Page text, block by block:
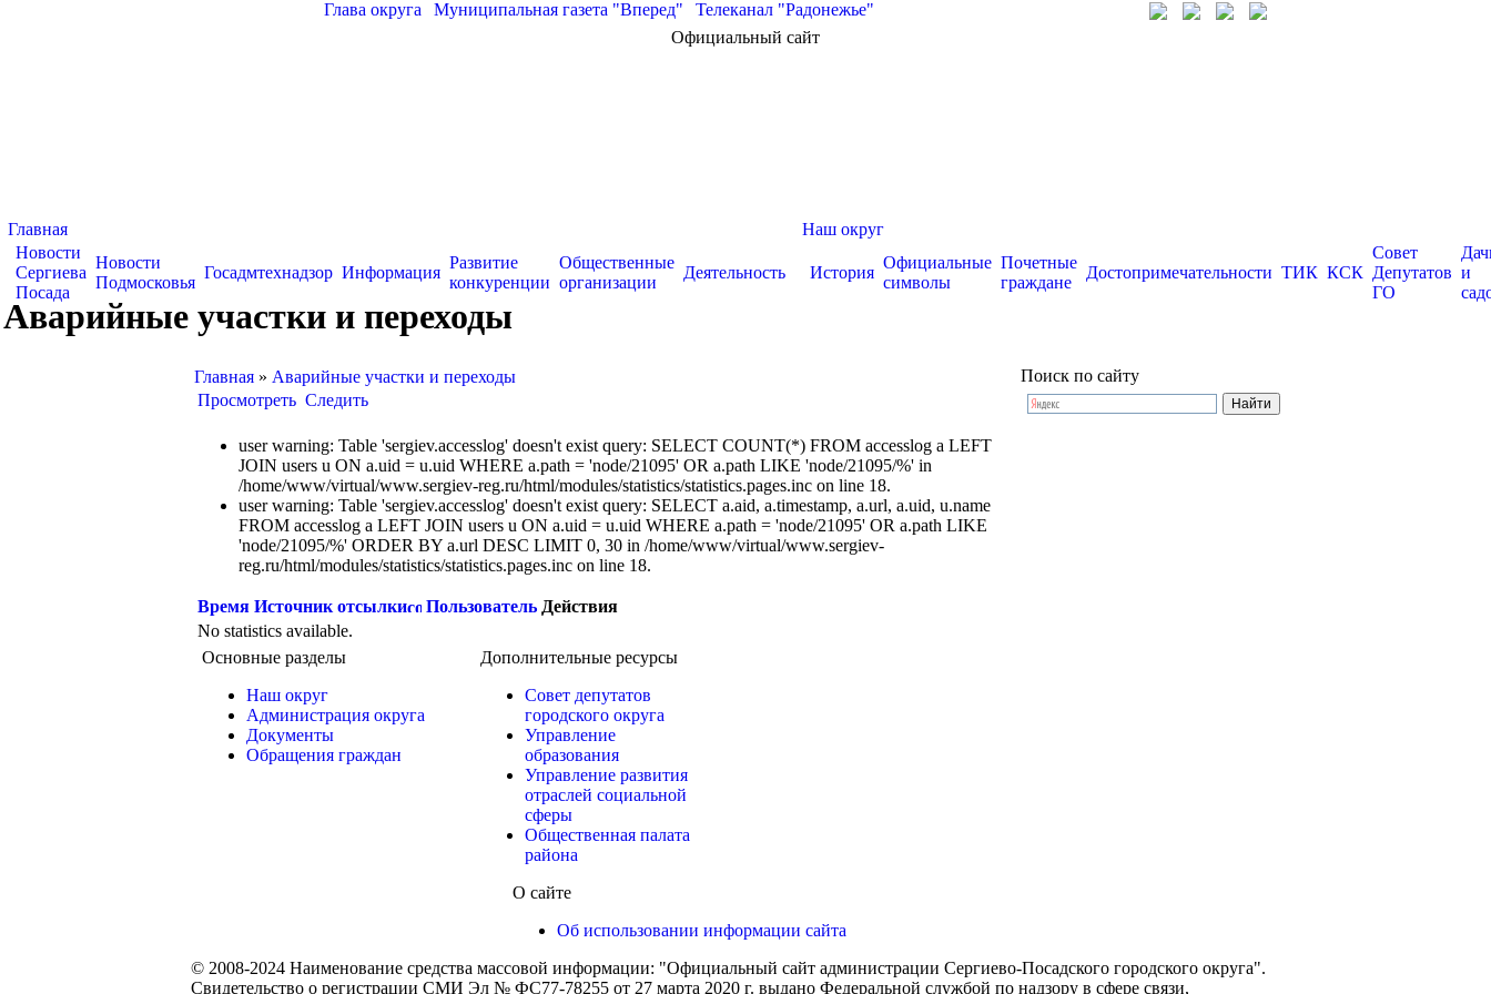
Глава округа Муниципальная газета "Вперед"
Телеканал "Радонежье"
Официальный сайт
Главная
Новости
Сергиева
Посада
Новости
Подмосковья
Госадмтехнадзор Информация
Развитие
конкуренции
Общественные
организации
Деятельность
Наш округ
История
Официальные
символы
Почетные
граждане
Достопримечательности ТИК КСК
Совет
Депутатов
ГО
и
Аварийные участки и переходы
Главная » Аварийные участки и переходы
Просмотреть Следить
user warning: Table 'sergiev.accesslog' doesn't exist query: SELECT COUNT(*) FROM accesslog a LEFT
JOIN users u ON a.uid = u.uid WHERE a.path = 'node/21095' OR a.path LIKE 'node/21095/%' in
/home/www/virtual/www.sergiev-reg.ru/html/modules/statistics/statistics.pages.inc on line 18.
user warning: Table 'sergiev.accesslog' doesn't exist query: SELECT a.aid, a.timestamp, a.url, a.uid, u.name
FROM accesslog a LEFT JOIN users u ON a.uid = u.uid WHERE a.path = 'node/21095' OR a.path LIKE
'node/21095/%' ORDER BY a.url DESC LIMIT 0, 30 in /home/www/virtual/www.sergiev-
reg.ru/html/modules/statistics/statistics.pages.inc on line 18.
Время Источник отсылки Пользователь Действия
No statistics available.
Поиск по сайту
Основные разделы
Наш округ
Администрация округа
Документы
Обращения граждан
Дополнительные ресурсы
Совет депутатов
городского округа
Управление
образования
Управление развития
отраслей социальной
сферы
Общественная палата
района
О сайте
Об использовании информации сайта
© 2008-2024 Наименование средства массовой информации: "Официальный сайт администрации Сергиево-Посадского городского округа".
Свидетельство о регистрации СМИ Эл № ФС77-78255 от 27 марта 2020 г. выдано Федеральной службой по надзору в сфере связи,